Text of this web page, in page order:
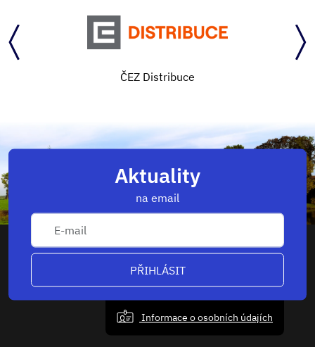
ČEZ Distribuce
Aktuality
na email
PŘIHLÁSIT
Informace o osobních údajích